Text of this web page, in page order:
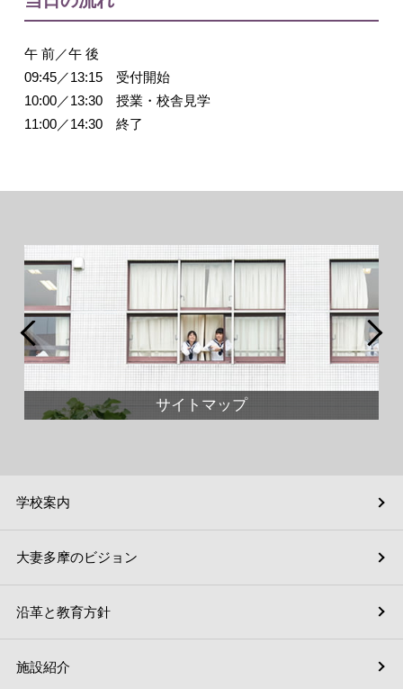
午 前／午 後
09:45／13:15 受付開始
10:00／13:30 授業・校舎見学
11:00／14:30 終了
サイトマップ
学校案内
施設紹介
大妻多摩のビジョン
沿革と教育方針